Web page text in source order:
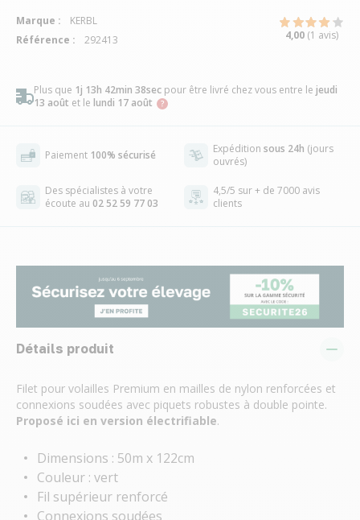
Plus que 1j 13h 42min 37sec pour être livré chez vous entre le jeudi
13 août et le lundi 17 août
Paiement 100% sécurisé Expédition sous 24h (jours
ouvrés)
Des spécialistes à votre
écoute au 02 52 59 77 03
4,5/5 sur + de 7000 avis
clients
Détails produit
Filet pour volailles Premium en mailles de nylon renforcées et
connexions soudées avec piquets robustes à double pointe.
Proposé ici en version électrifiable.
Dimensions : 50m x 122cm
Couleur : vert
Fil supérieur renforcé
Connexions soudées
Marque :
KERBL
Référence :
292413 4,00 (1 avis)